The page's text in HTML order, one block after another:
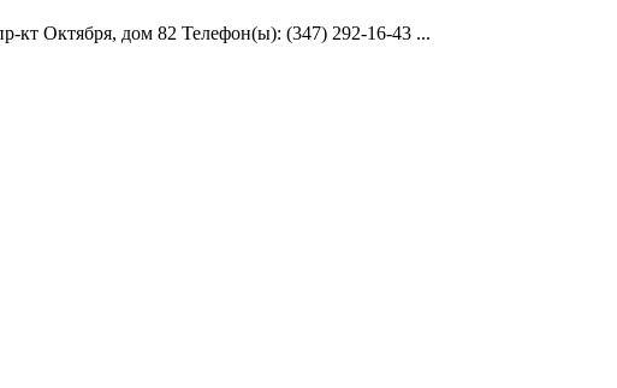
кт Октября, дом 82 Телефон(ы): (347) 292-16-43 ...